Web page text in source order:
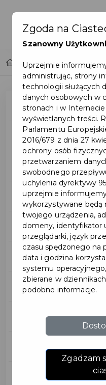
Home 2010 - Miasto
Wieści Pruszcza
2026
2025
2024
2023
2022
2021
Zgoda na
Szanowny
Uprzejmie
administrując, strony
technologii służących
danych osobowych w
stronach i w
wyświetlanych treści.
Parlamentu
2016/679 z dnia 27
ochrony osób
przetwarzaniem
swobodnego
uchylenia dyrektywy
uprzejmie
wykorzystywane będą
twojego urządzenia,
domeny, identyfikator
przeglądarki, język
czasu spędzonego na
data i godzina
systemu
zbierane w
podobne informacje.
Zgadzam